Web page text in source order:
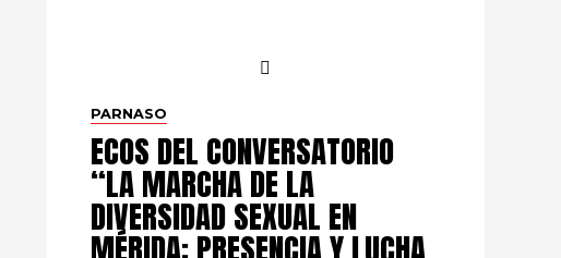
PARNASO
ECOS DEL CONVERSATORIO
“LA MARCHA DE LA
DIVERSIDAD SEXUAL EN